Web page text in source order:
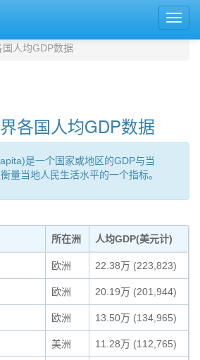
人均GDP数据
各国人均GDP数据
是一个国家或地区的GDP与当
量当地人民生活水平的一个指标。
所在洲 人均GDP(美元计)
欧洲 22.38万 (223,823)
欧洲 20.19万 (201,944)
欧洲 13.50万 (134,965)
美洲 11.28万 (112,765)